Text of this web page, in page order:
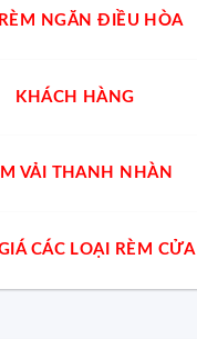
NGĂN ĐIỀU HÒA
KHÁCH HÀNG
VẢI THANH NHÀN
CÁC LOẠI RÈM CỬA